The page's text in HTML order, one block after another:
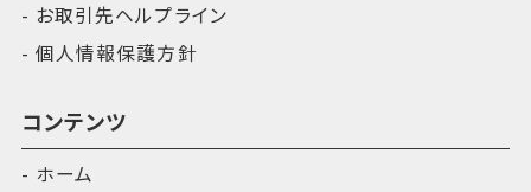
お取引先ヘルプライン
個人情報保護方針
コンテンツ
ホーム